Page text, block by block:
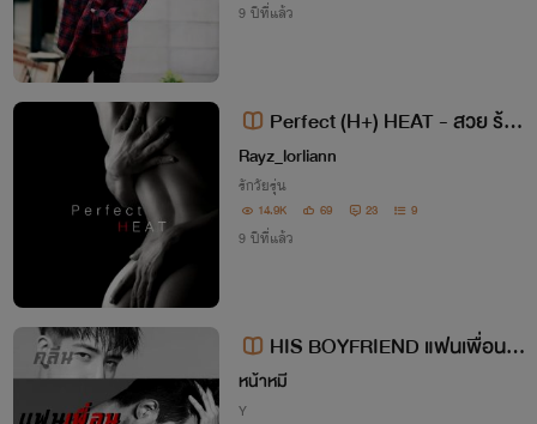
9 ปีที่แล้ว
Perfect (H+) HEAT - สวย ร้อ
น ซ่อน ร้าย
Rayz_lorliann
รักวัยรุ่น
14.9K 69 23 9
9 ปีที่แล้ว
HIS BOYFRIEND แฟนเพื่อน 1
8+ (YAOI)
หน้าหมี
Y